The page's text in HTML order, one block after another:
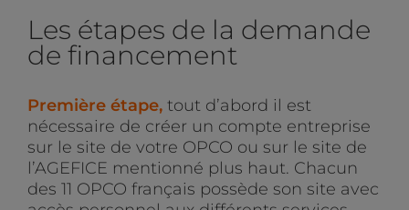
Les étapes de la demande
de financement
Première étape, tout d’abord il est
nécessaire de créer un compte entreprise
sur le site de votre OPCO ou sur le site de
l’AGEFICE mentionné plus haut. Chacun
des 11 OPCO français possède son site avec